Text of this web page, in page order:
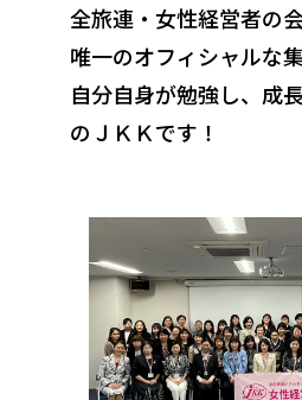
全旅連・女性経営者の
唯一のオフィシャルな集
自分自身が勉強し、成
のＪＫＫです！